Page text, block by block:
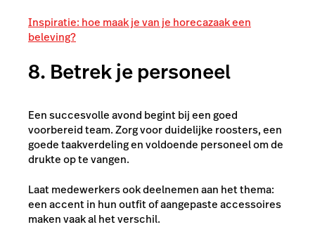
Inspiratie: hoe maak je van je horecazaak een
beleving?
8. Betrek je personeel
Een succesvolle avond begint bij een goed
voorbereid team. Zorg voor duidelijke roosters, een
goede taakverdeling en voldoende personeel om de
drukte op te vangen.
Laat medewerkers ook deelnemen aan het thema:
een accent in hun outfit of aangepaste accessoires
maken vaak al het verschil.